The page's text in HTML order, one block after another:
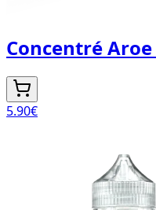
Concentré
5.90€